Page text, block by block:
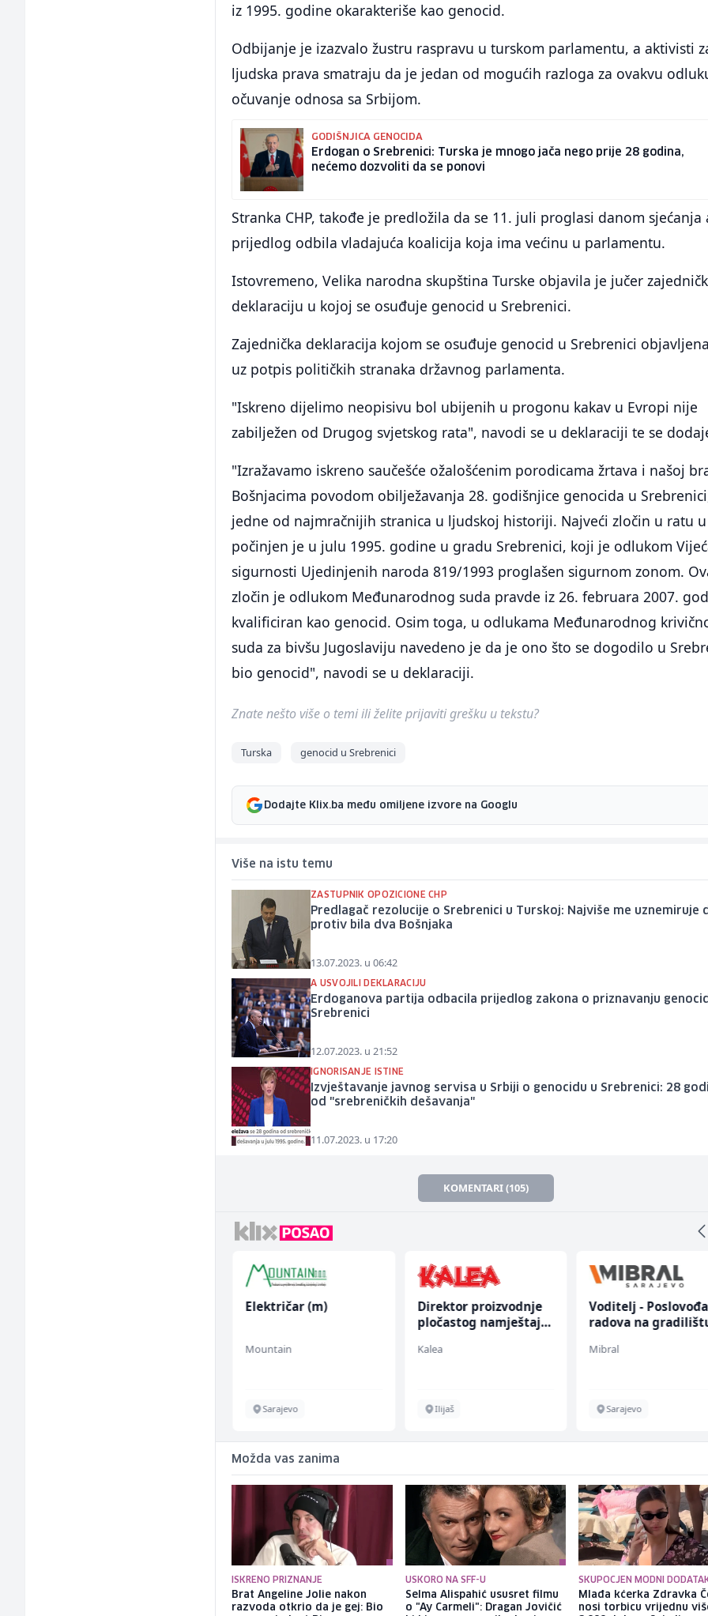
iz 1995. godine okarakteriše kao genocid.
Odbijanje je izazvalo žustru raspravu u turskom parlamentu, a aktivisti
ljudska prava smatraju da je jedan od mogućih razloga za ovakvu
očuvanje odnosa sa Srbijom.
GODIŠNJICA GENOCIDA
Erdogan o Srebrenici: Turska je mnogo jača nego prije 28 godina,
nećemo dozvoliti da se ponovi
Stranka CHP, takođe je predložila da se 11. juli proglasi danom sjećanja
prijedlog odbila vladajuća koalicija koja ima većinu u parlamentu.
Istovremeno, Velika narodna skupština Turske objavila je jučer
deklaraciju u kojoj se osuđuje genocid u Srebrenici.
Zajednička deklaracija kojom se osuđuje genocid u Srebrenici
uz potpis političkih stranaka državnog parlamenta.
"Iskreno dijelimo neopisivu bol ubijenih u progonu kakav u Evropi nije
zabilježen od Drugog svjetskog rata", navodi se u deklaraciji te se
"Izražavamo iskreno saučešće ožalošćenim porodicama žrtava i našoj
Bošnjacima povodom obilježavanja 28. godišnjice genocida u
jedne od najmračnijih stranica u ljudskoj historiji. Najveći zločin u ratu u
počinjen je u julu 1995. godine u gradu Srebrenici, koji je odlukom
sigurnosti Ujedinjenih naroda 819/1993 proglašen sigurnom zonom.
zločin je odlukom Međunarodnog suda pravde iz 26. februara 2007.
kvalificiran kao genocid. Osim toga, u odlukama Međunarodnog
suda za bivšu Jugoslaviju navedeno je da je ono što se dogodilo u
bio genocid", navodi se u deklaraciji.
Znate nešto više o temi ili želite prijaviti grešku u tekstu?
Turska genocid u Srebrenici
Dodajte Klix.ba među omiljene izvore na Googlu
Više na istu temu
ZASTUPNIK OPOZICIONE CHP
Predlagač rezolucije o Srebrenici u Turskoj: Najviše me uznemiruje
protiv bila dva Bošnjaka
13.07.2023. u 06:42
A USVOJILI DEKLARACIJU
Erdoganova partija odbacila prijedlog zakona o priznavanju
Srebrenici
12.07.2023. u 21:52
IGNORISANJE ISTINE
Izvještavanje javnog servisa u Srbiji o genocidu u Srebrenici: 28
od "srebreničkih dešavanja"
11.07.2023. u 17:20
KOMENTARI (105)
Električar (m)
Mountain
Sarajevo
Direktor proizvodnje
pločastog namještaja
Kalea
Ilijaš
Voditelj - Poslovođa
radova na
Mibral
Sarajevo
Možda vas zanima
ISKRENO PRIZNANJE
Brat Angeline Jolie nakon
razvoda otkrio da je gej: Bio
USKORO NA SFF-U
Selma Alispahić ususret filmu
o "Ay Carmeli": Dragan Jovičić
SKUPOCJEN MODNI
Mlađa kćerka Zdravka
nosi torbicu vrijednu